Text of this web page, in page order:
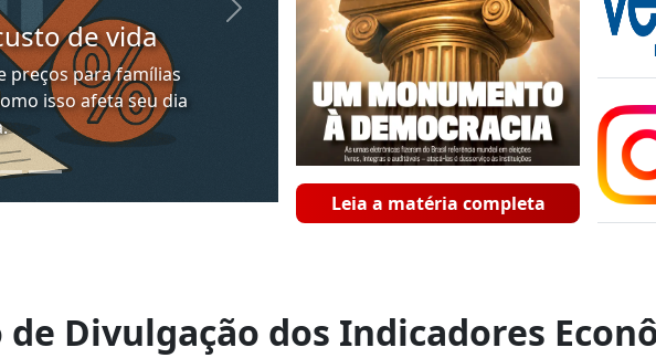
de vida
preços para famílias
isso afeta seu dia
Next
Leia a matéria completa
Divulgação dos Indicadores